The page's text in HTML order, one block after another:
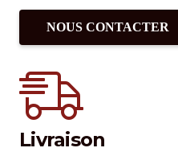
NOUS CONTACTER
Livraison